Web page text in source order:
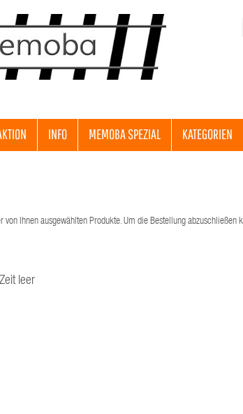
INFO MEMOBA SPEZIAL KATEGORIEN
von Ihnen ausgewählten Produkte. Um die Bestellung
leer